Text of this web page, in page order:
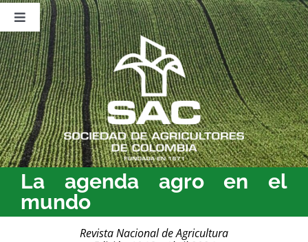
Saltar
contenido
Toggle
Navigation
Nosotros
Publicaciones
Sala de Prensa
Eventos
La agenda agro en el
mundo
Revista Nacional de Agricultura